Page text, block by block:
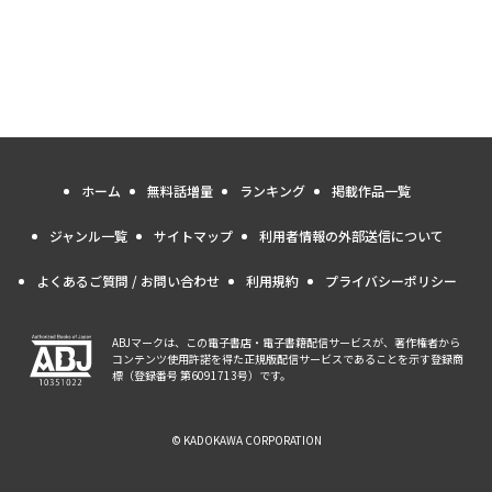
ホーム 無料話増量 ランキング 掲載作品一覧
ジャンル一覧 サイトマップ 利用者情報の外部送信について
よくあるご質問 / お問い合わせ 利用規約 プライバシーポリシー
ABJマークは、この電子書店・電子書籍配信サービスが、著作権者から
コンテンツ使用許諾を得た正規版配信サービスであることを示す登録商
標（登録番号 第6091713号）です。
© KADOKAWA CORPORATION